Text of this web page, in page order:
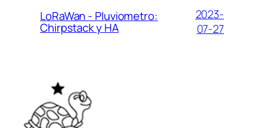
LoRaWan - Pluviometro:
Chirpstack y HA
2023-
07-27